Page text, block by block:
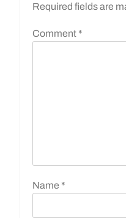
Required fields are
Comment *
Name *